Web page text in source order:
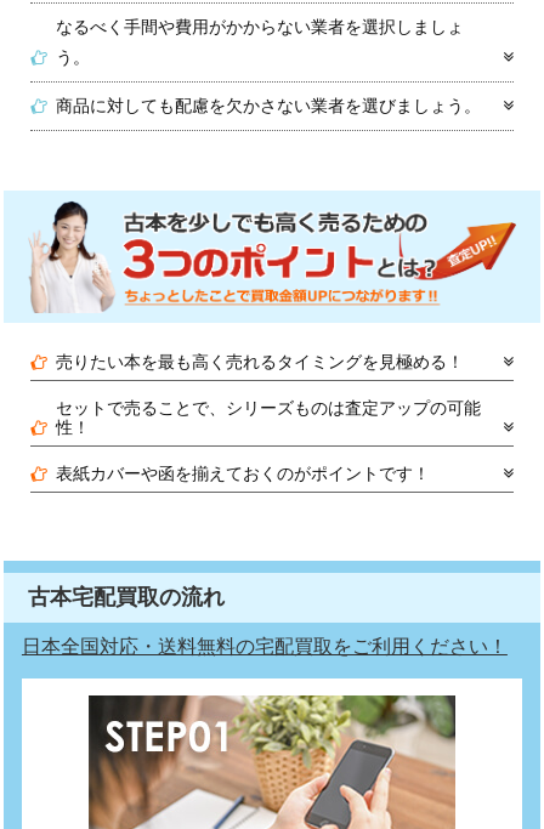
なるべく手間や費用がかからない業者を選択しましょ
う。
商品に対しても配慮を欠かさない業者を選びましょう。
売りたい本を最も高く売れるタイミングを見極める！
セットで売ることで、シリーズものは査定アップの可能
性！
表紙カバーや函を揃えておくのがポイントです！
古本宅配買取の流れ
日本全国対応・送料無料の宅配買取をご利用ください！